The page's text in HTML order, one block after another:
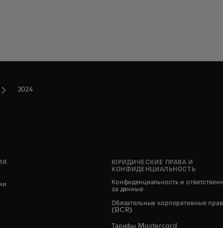
2024
in a new tab
ЮРИДИЧЕСКИЕ ПРАВА И
КОНФИДЕНЦИАЛЬНОСТЬ
Конфиденциальность и
за данные
Обязательные корпоративные
(BCR)
Тарифы Mastercard